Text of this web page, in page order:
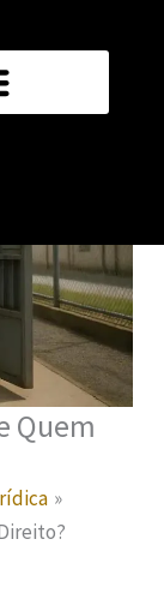
Quem